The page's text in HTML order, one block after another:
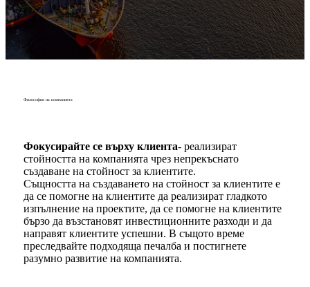
Философия на компанията
Фокусирайте се върху клиента- реализират
стойността на компанията чрез непрекъснато
създаване на стойност за клиентите.
Същността на създаването на стойност за клиентите е
да се помогне на клиентите да реализират гладкото
изпълнение на проектите, да се помогне на клиентите
бързо да възстановят инвестиционните разходи и да
направят клиентите успешни. В същото време
преследвайте подходяща печалба и постигнете
разумно развитие на компанията.